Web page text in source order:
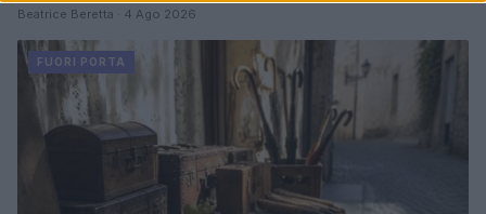
Beatrice Beretta · 4 Ago 2026
FUORI PORTA